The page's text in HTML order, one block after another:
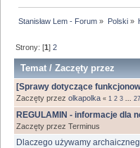
Stanisław Lem - Forum » Polski»
Strony: [1]2
Temat /Zaczęty przez
[Sprawy dotyczące
Zaczęty przez olkapolka « 1 2 3 27
REGULAMIN - informacje dla
Zaczęty przez Terminus
Dlaczego używamy